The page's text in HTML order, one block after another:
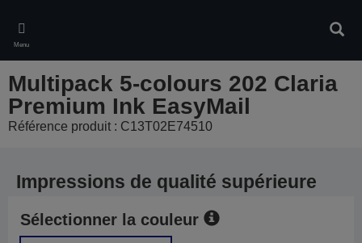
main
content
Menu
Multipack 5-colours 202 Claria
Premium Ink EasyMail
Référence produit : C13T02E74510
Impressions de qualité supérieure
Sélectionner la couleur